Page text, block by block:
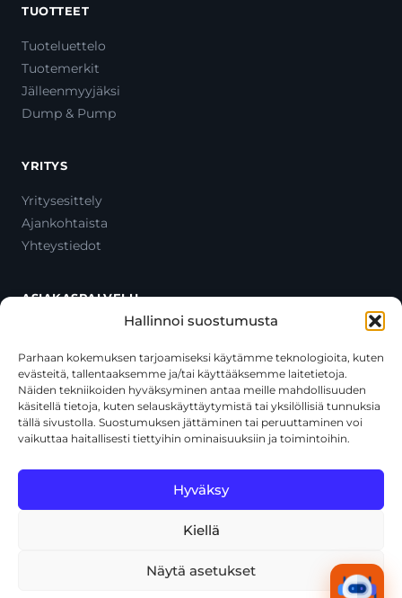
Hallinnoi suostumusta
Parhaan kokemuksen tarjoamiseksi käytämme teknologioita, kuten
evästeitä, tallentaaksemme ja/tai käyttääksemme laitetietoja.
Näiden tekniikoiden hyväksyminen antaa meille mahdollisuuden
käsitellä tietoja, kuten selauskäyttäytymistä tai yksilöllisiä tunnuksia
tällä sivustolla. Suostumuksen jättäminen tai peruuttaminen voi
vaikuttaa haitallisesti tiettyihin ominaisuuksiin ja toimintoihin.
Hyväksy
Kiellä
Näytä asetukset
TUOTTEET
Tuoteluettelo
Tuotemerkit
Jälleenmyyjäksi
Dump & Pump
YRITYS
Yritysesittely
Ajankohtaista
Yhteystiedot
ASIAKASPALVELU
Oma tili
Maksutavat
Toimitustavat
Usein kysytyt kysymykset
+358 44 270 3795
asiakaspalvelu@toolcat.fi
Käyttöehdot
Tekoälyn käyttö